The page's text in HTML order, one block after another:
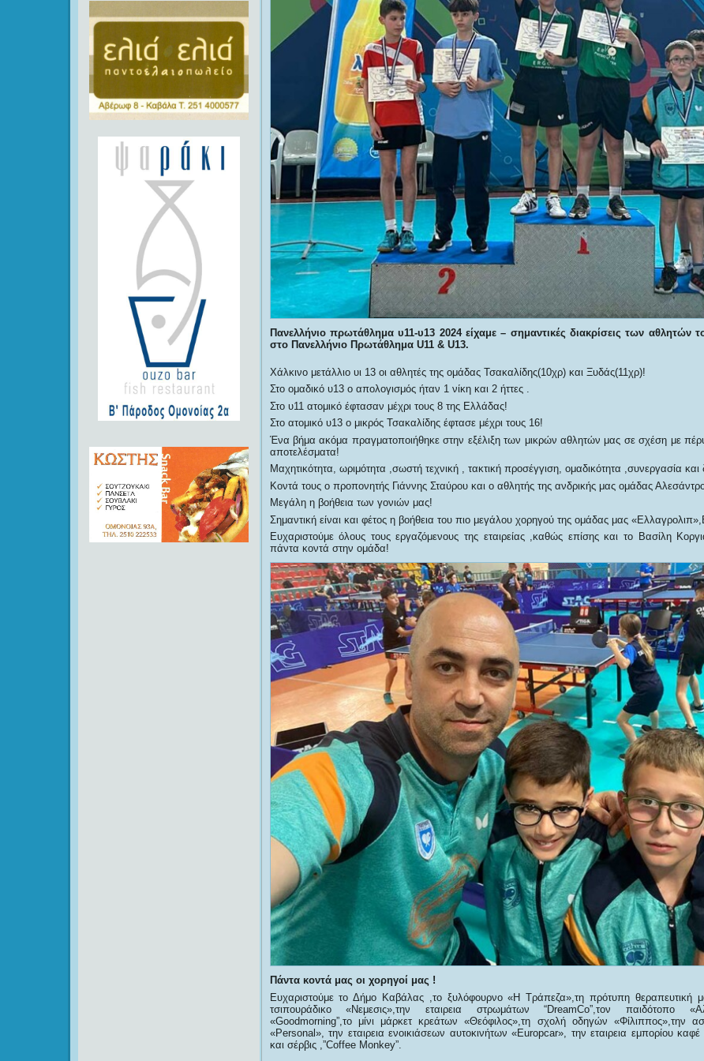
Πανελλήνιο πρωτάθλημα υ11-υ13 2024 είχαμε – σημαντικές διακρίσεις των αθλητών
στο Πανελλήνιο Πρωτάθλημα U11 & U13.
Χάλκινο μετάλλιο υι 13 οι αθλητές της ομάδας Τσακαλίδης(10χρ) και Ξυδάς(11χρ)!
Στο ομαδικό υ13 ο απολογισμός ήταν 1 νίκη και 2 ήττες .
Στο υ11 ατομικό έφτασαν μέχρι τους 8 της Ελλάδας!
Στο ατομικό υ13 ο μικρός Τσακαλίδης έφτασε μέχρι τους 16!
Ένα βήμα ακόμα πραγματοποιήθηκε στην εξέλιξη των μικρών αθλητών μας σε σχέση με
αποτελέσματα!
Μαχητικότητα, ωριμότητα ,σωστή τεχνική , τακτική προσέγγιση, ομαδικότητα ,συνεργασία και
Κοντά τους ο προπονητής Γιάννης Σταύρου και ο αθλητής της ανδρικής μας ομάδας
Μεγάλη η βοήθεια των γονιών μας!
Σημαντική είναι και φέτος η βοήθεια του πιο μεγάλου χορηγού της ομάδας μας
Ευχαριστούμε όλους τους εργαζόμενους της εταιρείας ,καθώς επίσης και το Βασίλη
πάντα κοντά στην ομάδα!
Πάντα κοντά μας οι χορηγοί μας !
Ευχαριστούμε το Δήμο Καβάλας ,το ξυλόφουρνο «Η Τράπεζα»,τη πρότυπη θεραπευτική
τσιπουράδικο «Νεμεσις»,την εταιρεια στρωμάτων “DreamCo”,τον παιδότοπο
«Goodmorning”,το μίνι μάρκετ κρεάτων «Θεόφιλος»,τη σχολή οδηγών «Φίλιππος»,την
«Personal», την εταιρεια ενοικιάσεων αυτοκινήτων «Europcar», την εταιρεια εμπορίου
και σέρβις ,”Coffee Monkey”.